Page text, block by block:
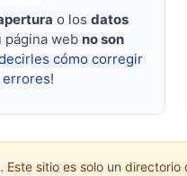
o los datos
página web no son
cómo corregir
Este sitio es solo un